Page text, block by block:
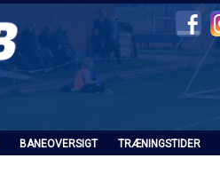
BANEOVERSIGT TRÆNINGSTIDER